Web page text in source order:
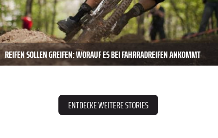
REIFEN SOLLEN GREIFEN: WORAUF ES BEI FAHRRADREIFEN ANKOMMT
ENTDECKE WEITERE STORIES